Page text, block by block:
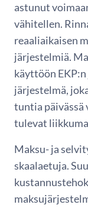
astunut
vähitellen.
reaaliaikaisen
järjestelmiä.
käyttöön
järjestelmä,
tuntia päivässä
tulevat
Maksu- ja
skaalaetuja.